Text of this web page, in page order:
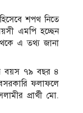
শপথ নিতে
এমপি হচ্ছেন
এ তথ্য জানা
বয়স ৭৯ বছর ৪
ফলাফলে
প্রার্থী মো.